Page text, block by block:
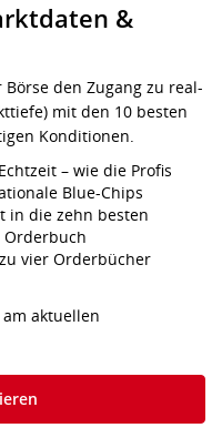
&
den Zugang zu real-
mit den 10 besten
Konditionen.
– wie die Profis
Blue-Chips
in die zehn besten
Orderbuch
vier Orderbücher
aktuellen